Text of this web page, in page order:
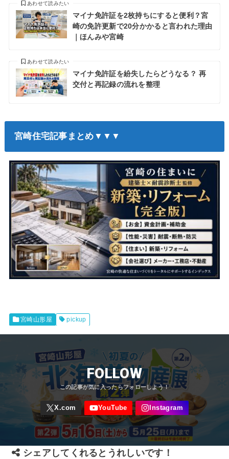
マイナ免許証を2枚持ちにすると便利？宮
崎の免許更新で20分かかると言われた理由
｜ほんみや宮崎
あわせて読みたい
マイナ免許証を紛失したらどうなる？ 再
交付と再記録の流れを整理
あわせて読みたい
宮崎住宅記事まとめ▼▼▼
宮崎山形屋 pickup
FOLLOW
シェアしてくれるとうれしいです！